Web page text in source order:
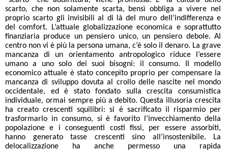
scarto, che non solamente scarta, bensì obbliga a vivere nel
proprio scarto gli invisibili al di là del muro dell’indifferenza e
del comfort. L’attuale globalizzazione economica e soprattutto
finanziaria produce un pensiero unico, un pensiero debole. Al
centro non vi è più la persona umana, c’è solo il denaro. La grave
mancanza di un orientamento antropologico riduce l’essere
umano a uno solo dei suoi bisogni: il consumo. Il modello
economico attuale è stato concepito proprio per compensare la
mancanza di sviluppo dovuta al crollo delle nascite nel mondo
occidentale, ed è stato fondato sulla crescita consumistica
individuale, ormai sempre più a debito. Questa illusoria crescita
ha creato crescenti squilibri: si è sacrificato il risparmio per
trasformarlo in consumo, si è favorito l’invecchiamento della
popolazione e i conseguenti costi fissi, per essere assorbiti,
hanno generato tasse crescenti sino all’insostenibile. La
delocalizzazione ha anche permesso una rapida